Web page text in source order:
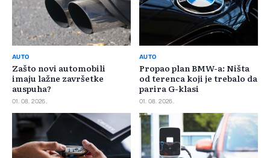
AUTO
Zašto novi automobili
imaju lažne završetke
auspuha?
01. 08. 2026.
AUTO
Propao plan BMW-a: Ništa
od terenca koji je trebalo da
parira G-klasi
01. 08. 2026.